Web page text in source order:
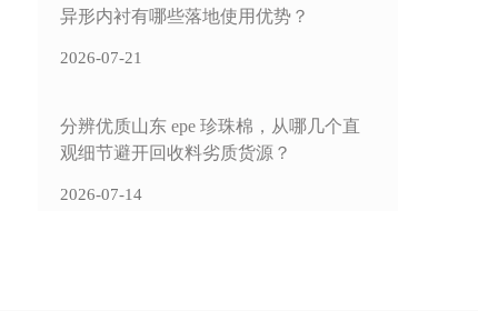
异形内衬有哪些落地使用优势？
2026-07-21
分辨优质山东 epe 珍珠棉，从哪几个直
观细节避开回收料劣质货源？
2026-07-14